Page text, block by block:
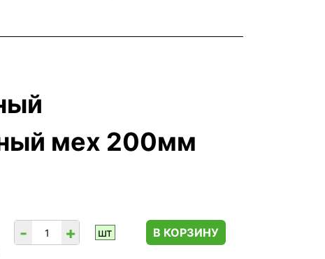
мех 200мм
- + шт В КОРЗИНУ